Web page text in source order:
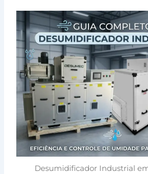
Desumidificador Industrial